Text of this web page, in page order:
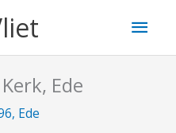
Ede
, Ede